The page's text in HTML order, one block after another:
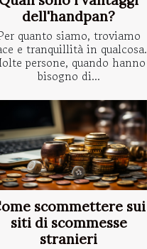
dell'handpan?
quanto siamo, troviamo
e tranquillità in qualcosa.
persone, quando hanno
bisogno di...
scommettere sui
siti di scommesse
stranieri